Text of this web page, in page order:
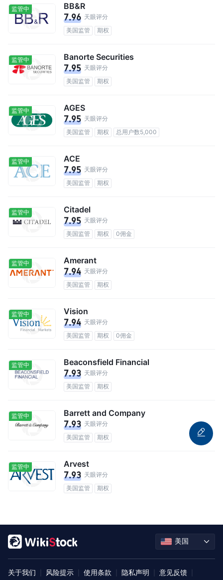
监管中 BB&R
7.96 天眼评分
美国监管
期权
监管中 Banorte Securities
7.95 天眼评分
美国监管
期权
监管中 AGES
7.95 天眼评分
美国监管
期权 总用户数5,000
监管中 ACE
7.95 天眼评分
美国监管
期权
监管中 Citadel
7.95 天眼评分
美国监管
期权 0佣金
监管中 Amerant
7.94 天眼评分
美国监管
期权
监管中 Vision
7.94 天眼评分
美国监管
期权 0佣金
监管中 Beaconsfield Financial
7.93 天眼评分
美国监管
期权
监管中 Barrett and Company
7.93 天眼评分
美国监管
期权
监管中 Arvest
7.93 天眼评分
美国监管
期权
美国
关于我们 风险提示 使用条款 隐私声明 意见反馈